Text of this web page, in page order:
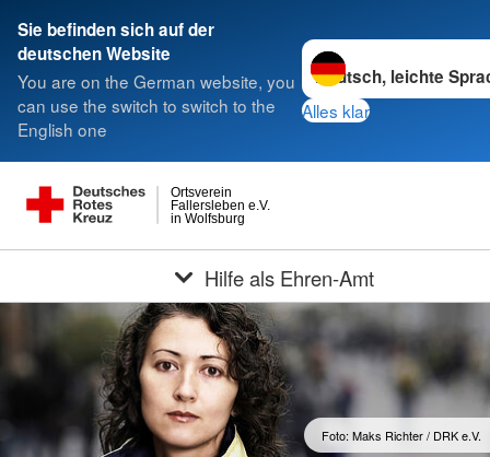
Sie befinden sich auf der
deutschen Website
You are on the German website, you
can use the switch to switch to the
English one
Sprache wechseln zu
Alles klar
in Wolfsburg
Fallersleben e.V.
Ortsverein
Hilfe als Ehren-Amt
Foto: Maks Richter / DRK e.V.